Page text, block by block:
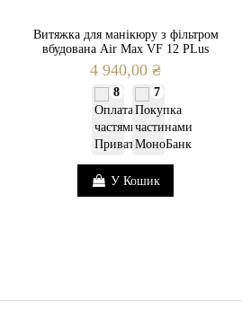
Витяжка для манікюру з фільтром
вбудована Air Max VF 12 PLus
4 940,00 ₴
8 7
У Кошик